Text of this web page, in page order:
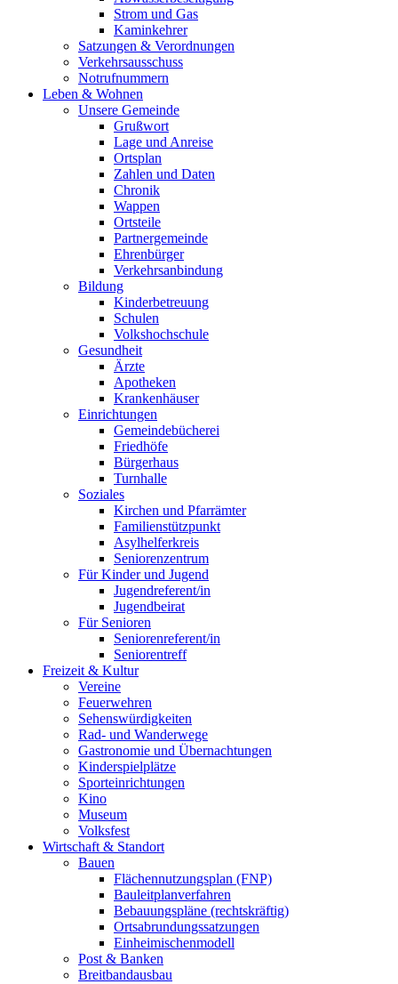
Strom und Gas
Kaminkehrer
Satzungen & Verordnungen
Verkehrsausschuss
Notrufnummern
Leben & Wohnen
Unsere Gemeinde
Grußwort
Lage und Anreise
Ortsplan
Zahlen und Daten
Chronik
Wappen
Ortsteile
Partnergemeinde
Ehrenbürger
Verkehrsanbindung
Bildung
Kinderbetreuung
Schulen
Volkshochschule
Gesundheit
Ärzte
Apotheken
Krankenhäuser
Einrichtungen
Gemeindebücherei
Friedhöfe
Bürgerhaus
Turnhalle
Soziales
Kirchen und Pfarrämter
Familienstützpunkt
Asylhelferkreis
Seniorenzentrum
Für Kinder und Jugend
Jugendreferent/in
Jugendbeirat
Für Senioren
Seniorenreferent/in
Seniorentreff
Freizeit & Kultur
Vereine
Feuerwehren
Sehenswürdigkeiten
Rad- und Wanderwege
Gastronomie und Übernachtungen
Kinderspielplätze
Sporteinrichtungen
Kino
Museum
Volksfest
Wirtschaft & Standort
Bauen
Flächennutzungsplan (FNP)
Bauleitplanverfahren
Bebauungspläne (rechtskräftig)
Ortsabrundungssatzungen
Einheimischenmodell
Post & Banken
Breitbandausbau